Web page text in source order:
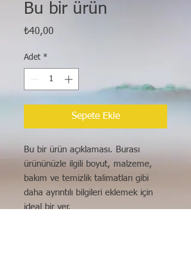
Bu bir ürün
₺40,00
Adet *
Sepete Ekle
Bu bir ürün açıklaması. Burası
ürününüzle ilgili boyut, malzeme,
bakım ve temizlik talimatları gibi
daha ayrıntılı bilgileri eklemek için
ideal bir yer.